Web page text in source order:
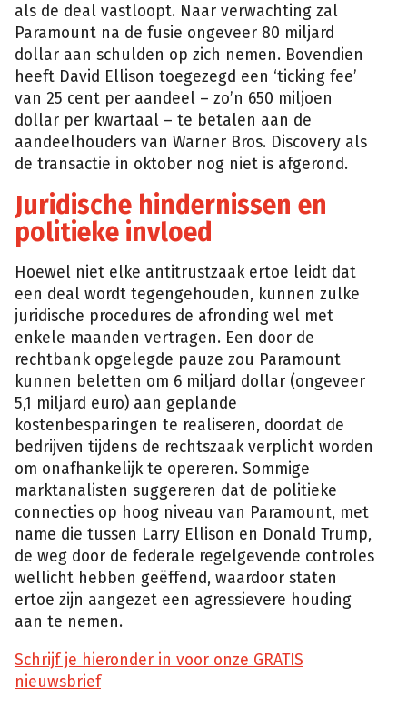
als de deal vastloopt. Naar verwachting zal
Paramount na de fusie ongeveer 80 miljard
dollar aan schulden op zich nemen. Bovendien
heeft David Ellison toegezegd een ‘ticking fee’
van 25 cent per aandeel – zo’n 650 miljoen
dollar per kwartaal – te betalen aan de
aandeelhouders van Warner Bros. Discovery als
de transactie in oktober nog niet is afgerond.
Juridische hindernissen en
politieke invloed
Hoewel niet elke antitrustzaak ertoe leidt dat
een deal wordt tegengehouden, kunnen zulke
juridische procedures de afronding wel met
enkele maanden vertragen. Een door de
rechtbank opgelegde pauze zou Paramount
kunnen beletten om 6 miljard dollar (ongeveer
5,1 miljard euro) aan geplande
kostenbesparingen te realiseren, doordat de
bedrijven tijdens de rechtszaak verplicht worden
om onafhankelijk te opereren. Sommige
marktanalisten suggereren dat de politieke
connecties op hoog niveau van Paramount, met
name die tussen Larry Ellison en Donald Trump,
de weg door de federale regelgevende controles
wellicht hebben geëffend, waardoor staten
ertoe zijn aangezet een agressievere houding
aan te nemen.
Schrijf je hieronder in voor onze GRATIS
nieuwsbrief